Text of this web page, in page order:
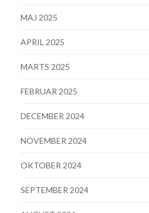
MAJ 2025
APRIL 2025
MARTS 2025
FEBRUAR 2025
DECEMBER 2024
NOVEMBER 2024
OKTOBER 2024
SEPTEMBER 2024